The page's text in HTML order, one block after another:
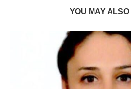
YOU MAY ALSO